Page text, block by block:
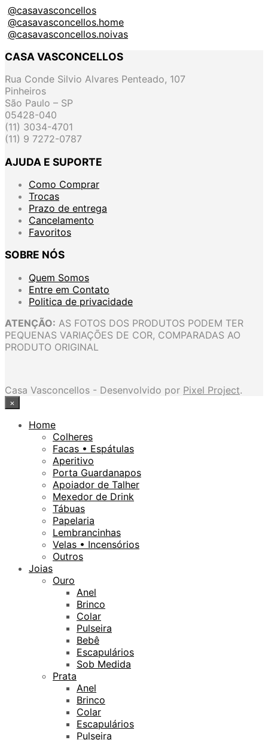
@casavasconcellos
@casavasconcellos.home
@casavasconcellos.noivas
CASA VASCONCELLOS
Rua Conde Silvio Alvares Penteado, 107
Pinheiros
São Paulo – SP
05428-040
(11) 3034-4701
(11) 9 7272-0787
AJUDA E SUPORTE
Como Comprar
Trocas
Prazo de entrega
Cancelamento
Favoritos
SOBRE NÓS
Quem Somos
Entre em Contato
Politica de privacidade
ATENÇÃO: AS FOTOS DOS PRODUTOS PODEM TER
PEQUENAS VARIAÇÕES DE COR, COMPARADAS AO
PRODUTO ORIGINAL
Casa Vasconcellos - Desenvolvido por Pixel Project.
×
Home
Colheres
Facas • Espátulas
Aperitivo
Porta Guardanapos
Apoiador de Talher
Mexedor de Drink
Tábuas
Papelaria
Lembrancinhas
Velas • Incensórios
Outros
Joias
Ouro
Anel
Brinco
Colar
Pulseira
Bebê
Escapulários
Sob Medida
Prata
Anel
Brinco
Colar
Escapulários
Pulseira